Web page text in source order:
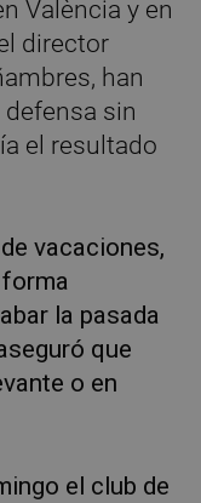
València y en
director
han
sin
el resultado
vacaciones,
la pasada
que
o en
el club de